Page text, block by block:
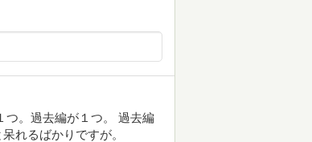
つ。過去編が１つ。 過去編
れるばかりですが。